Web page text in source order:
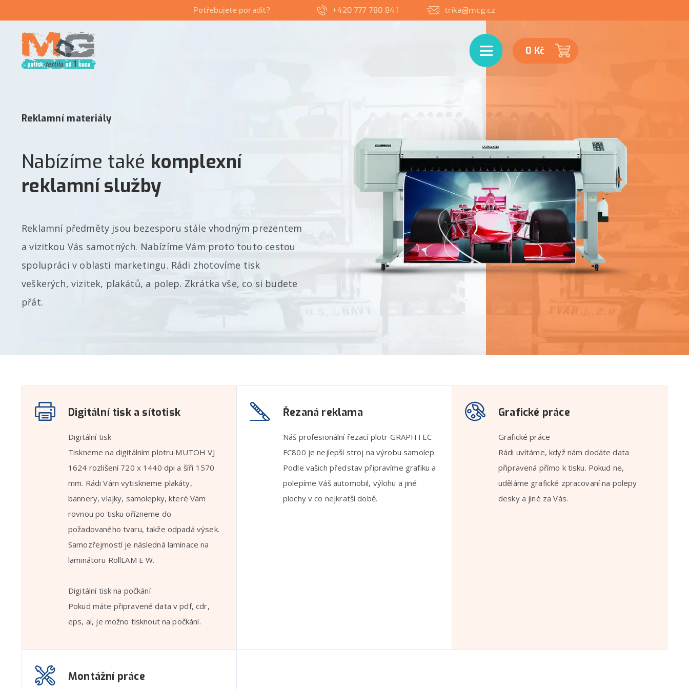
Potřebujete poradit? +420 777 780 841 trika@mcg.cz
Menu
0 Kč
Reklamní materiály
Nabízíme také komplexní
reklamní služby
Reklamní předměty jsou bezesporu stále vhodným prezentem
a vizitkou Vás samotných. Nabízíme Vám proto touto cestou
spolupráci v oblasti marketingu. Rádi zhotovíme tisk
veškerých, vizitek, plakátů, a polep. Zkrátka vše, co si budete
přát.
Digitální tisk a sítotisk
Digitální tisk
Tiskneme na digitálním plotru MUTOH VJ
1624 rozlišení 720 x 1440 dpi a šíři 1570
mm. Rádi Vám vytiskneme plakáty,
bannery, vlajky, samolepky, které Vám
rovnou po tisku ořízneme do
požadovaného tvaru, takže odpadá výsek.
Samozřejmostí je následná laminace na
laminátoru RollLAM E W.
Digitální tisk na počkání
Pokud máte připravené data v pdf, cdr,
eps, ai, je možno tisknout na počkání.
Řezaná reklama
Náš profesionální řezací plotr GRAPHTEC
FC800 je nejlepší stroj na výrobu samolep.
Podle vašich představ připravíme grafiku a
polepíme Váš automobil, výlohu a jiné
plochy v co nejkratší době.
Grafické práce
Grafické práce
Rádi uvítáme, když nám dodáte data
připravená přímo k tisku. Pokud ne,
uděláme grafické zpracovaní na polepy
desky a jiné za Vás.
Montážní práce